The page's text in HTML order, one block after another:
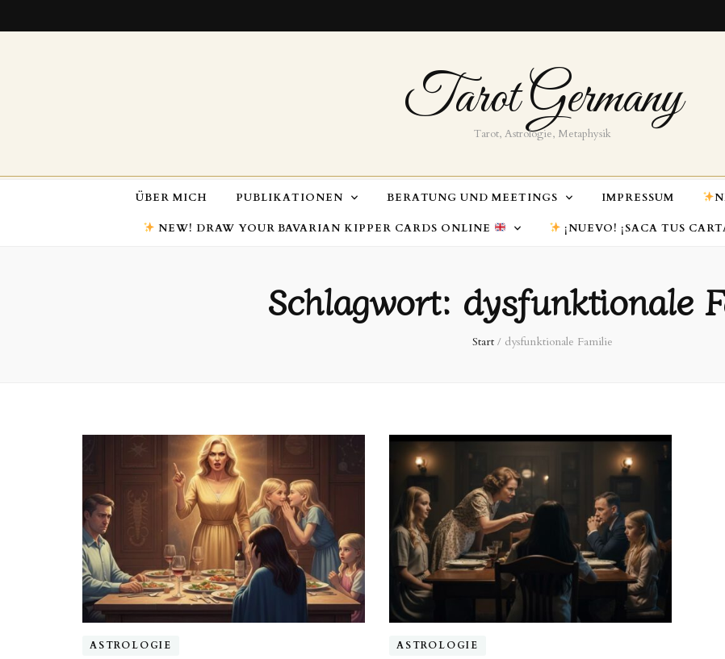
Tarot Germany
Tarot, Astrologie, Metaphysik
ÜBER MICH PUBLIKATIONEN BERATUNG UND MEETINGS IMPRESSUM
NEW! DRAW YOUR BAVARIAN KIPPER CARDS ONLINE ¡NUEVO! ¡SACA TUS
Schlagwort: dysfunktionale
Start / dysfunktionale Familie
ASTROLOGIE ASTROLOGIE